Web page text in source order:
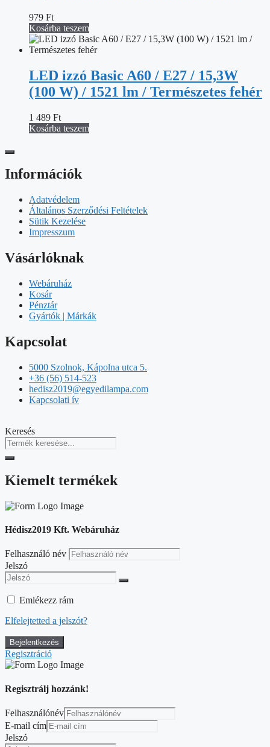
979 Ft
Kosárba teszem
LED izzó Basic A60 / E27 / 15,3W
(100 W) / 1521 lm / Természetes fehér
1 489 Ft
Kosárba teszem
Információk
Adatvédelem
Általános Szerződési Feltételek
Sütik Kezelése
Impresszum
Vásárlóknak
Webáruház
Kosár
Pénztár
Gyártók | Márkák
Kapcsolat
5000 Szolnok, Kápolna utca 5.
+36 (56) 514-523
hedisz2019@egyedilampa.com
Kapcsolati ív
Keresés
Kiemelt termékek
Hédisz2019 Kft. Webáruház
Felhasználó név
Jelszó
Emlékezz rám
Elfelejtetted a jelszót?
Regisztráció
Regisztrálj hozzánk!
Felhasználónév
E-mail cím
Jelszó